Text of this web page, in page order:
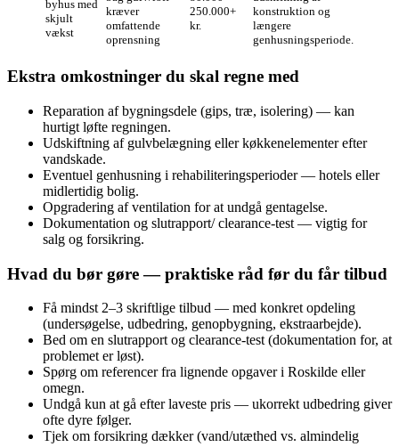
byhus med
skjult
vækst
kræver
omfattende
oprensning
250.000+
kr.
konstruktion og
længere
genhusningsperiode.
Ekstra omkostninger du skal regne med
Reparation af bygningsdele (gips, træ, isolering) — kan
hurtigt løfte regningen.
Udskiftning af gulvbelægning eller køkkenelementer efter
vandskade.
Eventuel genhusning i rehabiliteringsperioder — hotels eller
midlertidig bolig.
Opgradering af ventilation for at undgå gentagelse.
Dokumentation og slutrapport/ clearance-test — vigtig for
salg og forsikring.
Hvad du bør gøre — praktiske råd før du får tilbud
Få mindst 2–3 skriftlige tilbud — med konkret opdeling
(undersøgelse, udbedring, genopbygning, ekstraarbejde).
Bed om en slutrapport og clearance-test (dokumentation for, at
problemet er løst).
Spørg om referencer fra lignende opgaver i Roskilde eller
omegn.
Undgå kun at gå efter laveste pris — ukorrekt udbedring giver
ofte dyre følger.
Tjek om forsikring dækker (vand/utæthed vs. almindelig